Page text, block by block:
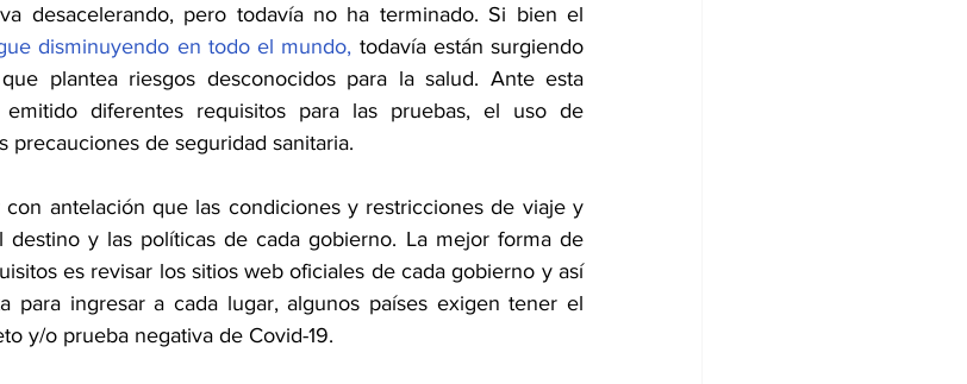
desacelerando, pero todavía no ha terminado. Si bien el
disminuyendo en todo el mundo, todavía están surgiendo
plantea riesgos desconocidos para la salud. Ante esta
diferentes requisitos para las pruebas, el uso de
precauciones de seguridad sanitaria.
antelación que las condiciones y restricciones de viaje y
destino y las políticas de cada gobierno. La mejor forma de
es revisar los sitios web oficiales de cada gobierno y así
para ingresar a cada lugar, algunos países exigen tener el
y/o prueba negativa de Covid-19.